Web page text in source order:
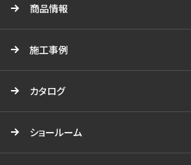
商品情報
施工事例
カタログ
ショールーム